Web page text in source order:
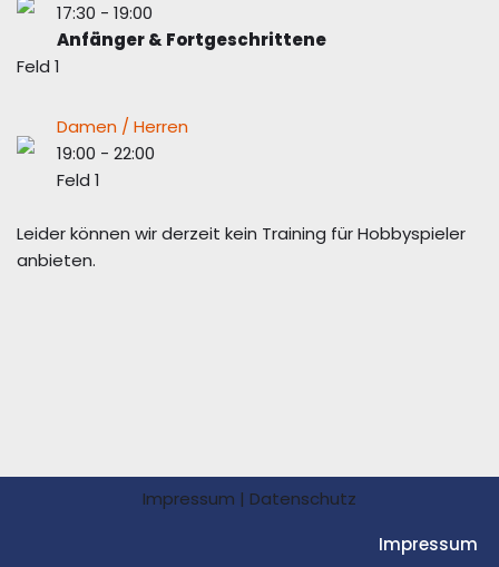
17:30 - 19:00
Anfänger & Fortgeschrittene
Feld 1
Damen / Herren
19:00 - 22:00
Feld 1
Leider können wir derzeit kein Training für Hobbyspieler
anbieten.
Impressum | Datenschutz
Impressum